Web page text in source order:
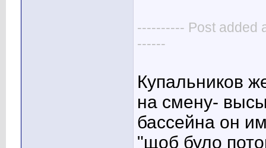
---------- Post added
------
Купальников
на смену-
бассейна он
"щоб було